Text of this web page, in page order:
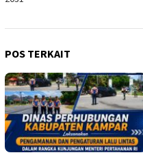
POS TERKAIT